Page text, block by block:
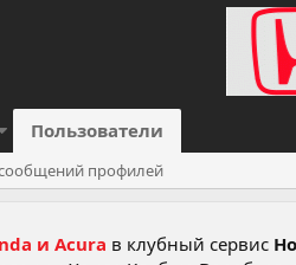
Пользователи
профилей
и Acura в клубный сервис